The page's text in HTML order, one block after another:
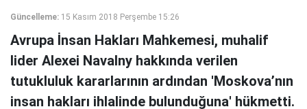
Güncelleme: 15 Kasım 2018 Perşembe 15:26
Avrupa İnsan Hakları Mahkemesi, muhalif
lider Alexei Navalny hakkında verilen
tutukluluk kararlarının ardından 'Moskova’nın
insan hakları ihlalinde bulunduğuna' hükmetti.